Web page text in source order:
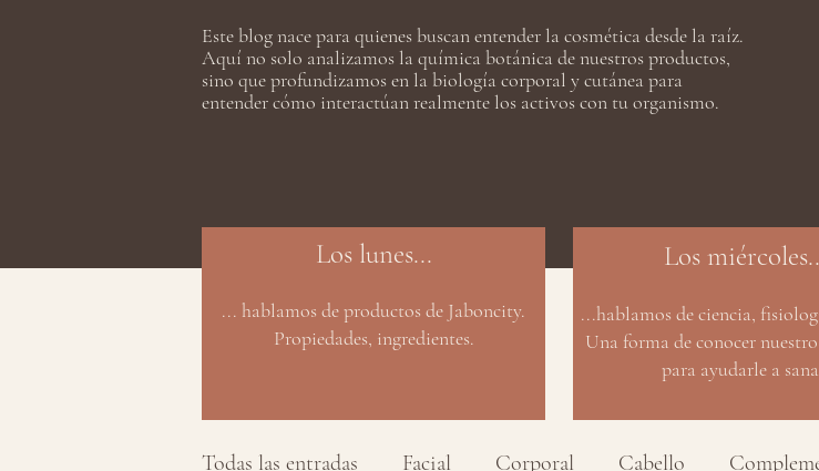
Este blog nace para quienes buscan entender la cosmética desde la raíz.
Aquí no solo analizamos la química botánica de nuestros productos,
sino que profundizamos en la biología corporal y cutánea para
entender cómo interactúan realmente los activos con tu organismo.
Los lunes...
... hablamos de productos de Jaboncity.
Propiedades, ingredientes.
Los
...hablamos de ciencia,
Una forma de conocer
para ayudarle a
Todas las entradas Facial Corporal Cabello